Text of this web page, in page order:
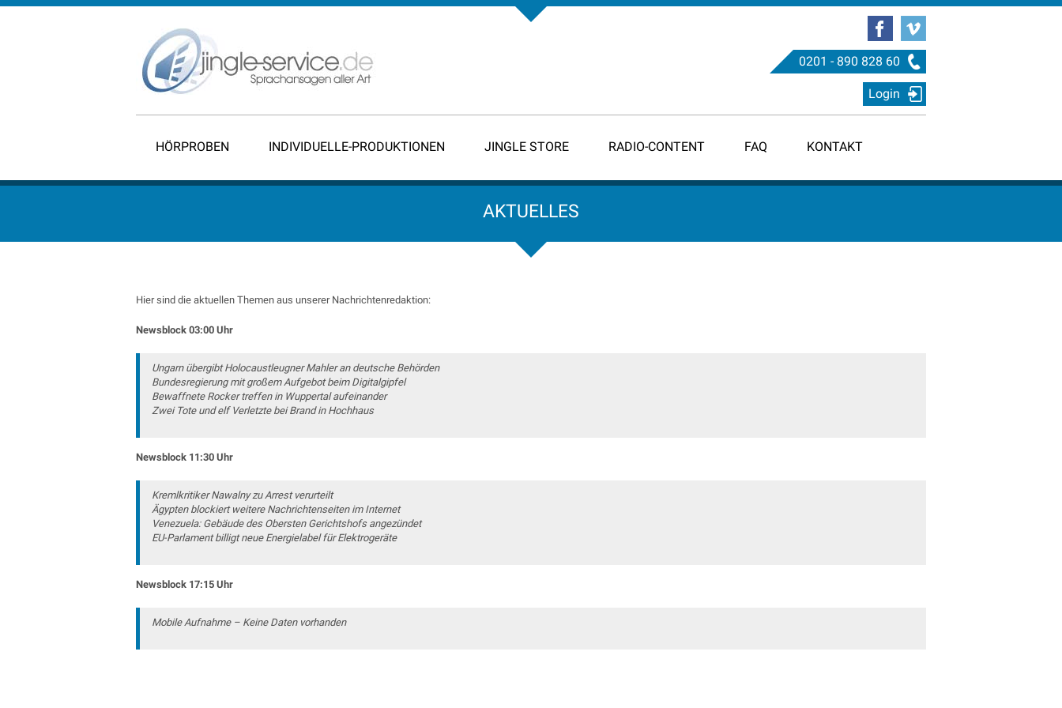
0201 - 890 828 60
Login
HÖRPROBEN INDIVIDUELLE-PRODUKTIONEN JINGLE STORE RADIO-CONTENT FAQ KONTAKT
AKTUELLES
Hier sind die aktuellen Themen aus unserer Nachrichtenredaktion:
Newsblock 03:00 Uhr
Ungarn übergibt Holocaustleugner Mahler an deutsche Behörden
Bundesregierung mit großem Aufgebot beim Digitalgipfel
Bewaffnete Rocker treffen in Wuppertal aufeinander
Zwei Tote und elf Verletzte bei Brand in Hochhaus
Newsblock 11:30 Uhr
Kremlkritiker Nawalny zu Arrest verurteilt
Ägypten blockiert weitere Nachrichtenseiten im Internet
Venezuela: Gebäude des Obersten Gerichtshofs angezündet
EU-Parlament billigt neue Energielabel für Elektrogeräte
Newsblock 17:15 Uhr
Mobile Aufnahme – Keine Daten vorhanden